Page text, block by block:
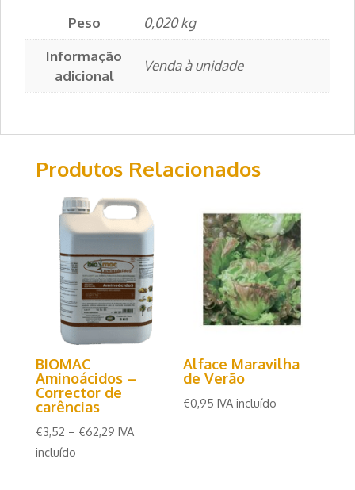
Peso
0,020 kg
Informação
adicional
Venda à unidade
Produtos Relacionados
BIOMAC
Aminoácidos –
Corrector de
carências
€3,52 – €62,29 IVA
incluído
Alface Maravilha
de Verão
€0,95 IVA incluído